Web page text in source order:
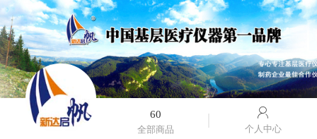
60
全部商品 个人中心